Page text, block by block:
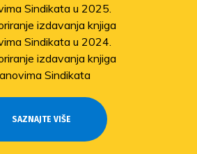
Sindikata u 2025.
izdavanja knjiga
Sindikata u 2024.
izdavanja knjiga
Sindikata
SAZNAJTE VIŠE